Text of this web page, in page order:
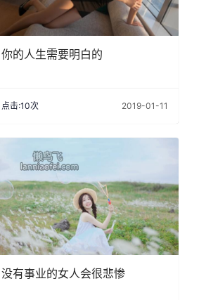
你的人生需要明白的
点击:10次 2019-01-11
没有事业的女人会很悲惨